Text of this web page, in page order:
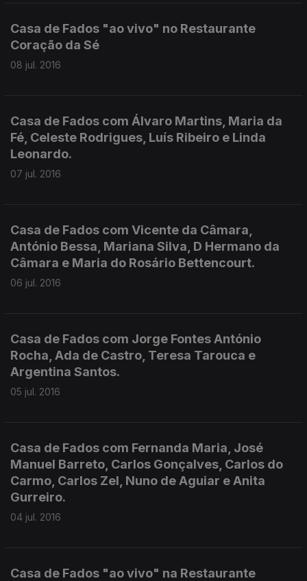
Casa de Fados "ao vivo" no Restaurante
Coração da Sé
08 jul. 2016
Casa de Fados com Álvaro Martins, Maria da
Fé, Celeste Rodrigues, Luís Ribeiro e Linda
Leonardo.
07 jul. 2016
Casa de Fados com Vicente da Câmara,
António Bessa, Mariana Silva, D Hermano da
Câmara e Maria do Rosário Bettencourt.
06 jul. 2016
Casa de Fados com Jorge Fontes António
Rocha, Ada de Castro, Teresa Tarouca e
Argentina Santos.
05 jul. 2016
Casa de Fados com Fernanda Maria, José
Manuel Barreto, Carlos Gonçalves, Carlos do
Carmo, Carlos Zel, Nuno de Aguiar e Anita
Gurreiro.
04 jul. 2016
Casa de Fados "ao vivo" na Restaurante